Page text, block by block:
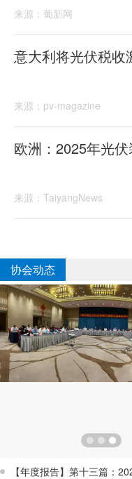
来源：葡新网
意大利将光伏税收
来源：pv-magazine
欧洲：2025年光
来源：TaiyangNews
协会动态